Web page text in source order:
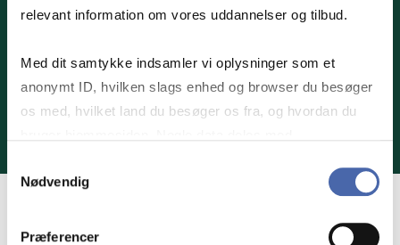
relevant information om vores uddannelser og tilbud.
Med dit samtykke indsamler vi oplysninger som et
anonymt ID, hvilken slags enhed og browser du besøger
os med, hvilket land du besøger os fra, og hvordan du
markedsføring. Du bestemmer selv - og kan altid trække
Nødvendig
Præferencer
Hvis du er interesseret i at høre mere om, hvad
organisation, så udfyld formularen og modtag
vores brochure på mail.